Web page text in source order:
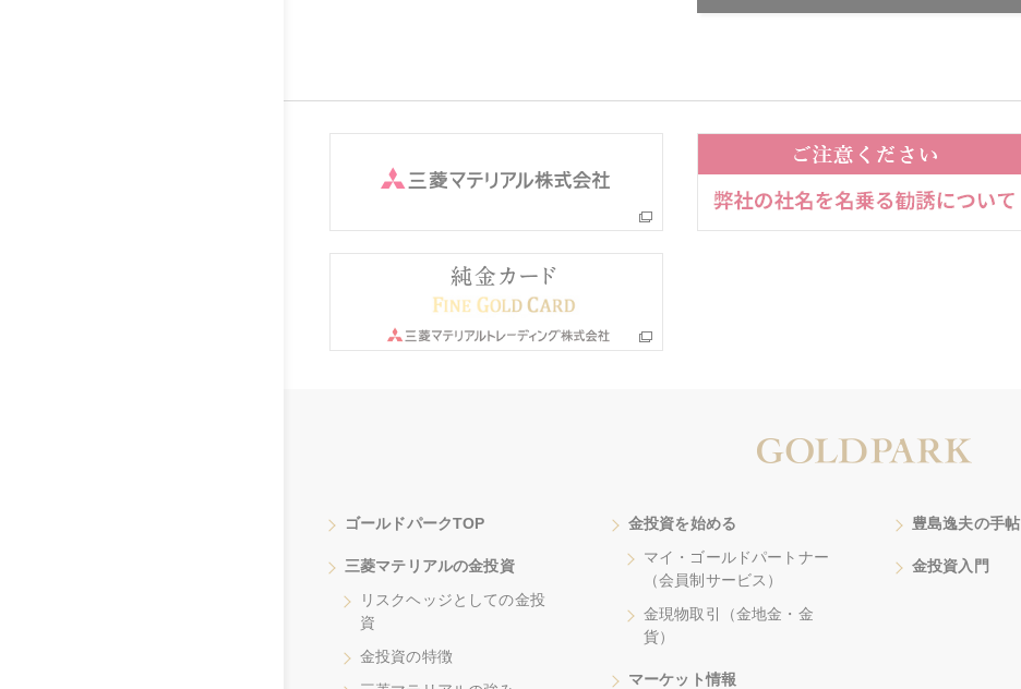
ゴールドパークTOP
三菱マテリアルの金投資
リスクヘッジとしての金投
資
金投資の特徴
金投資を始める
マイ・ゴールドパートナー
（会員制サービス）
金現物取引（金地金・金
貨）
マーケット情報
豊島逸夫の手帖
金投資入門